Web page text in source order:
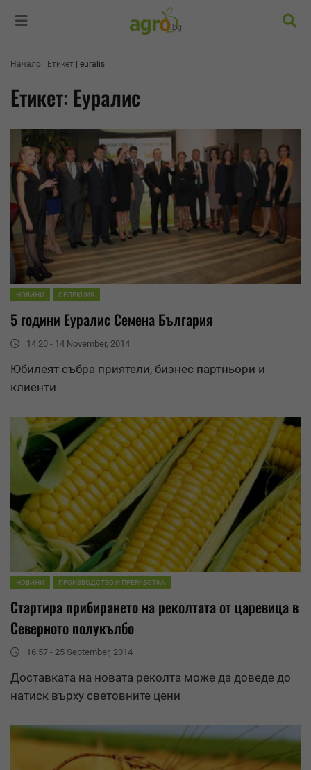
Начало Етикет euralis
Етикет: Еуралис
НОВИНИ СЕЛЕКЦИЯ
5 години Еуралис Семена България
14:20 - 14 November, 2014
Юбилеят събра приятели, бизнес партньори и
клиенти
НОВИНИ ПРОИЗВОДСТВО И ПРЕРАБОТКА
Стартира прибирането на реколтата от царевица в
Северното полукълбо
16:57 - 25 September, 2014
Доставката на новата реколта може да доведе до
натиск върху световните цени